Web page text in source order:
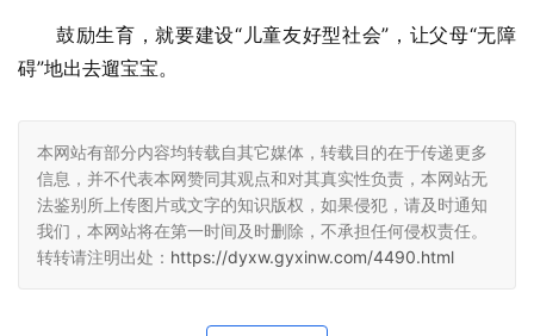
鼓励生育，就要建设“儿童友好型社会”，让父母“无障
碍”地出去遛宝宝。
本网站有部分内容均转载自其它媒体，转载目的在于传递更多
信息，并不代表本网赞同其观点和对其真实性负责，本网站无
法鉴别所上传图片或文字的知识版权，如果侵犯，请及时通知
我们，本网站将在第一时间及时删除，不承担任何侵权责任。
转转请注明出处： https://dyxw.gyxinw.com/4490.html